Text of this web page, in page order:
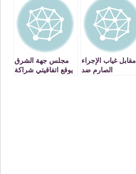
مقابل غياب الإجراء
الصارم ضد
مجلس جهة الشرق
يوقع اتفاقيتي شراكة